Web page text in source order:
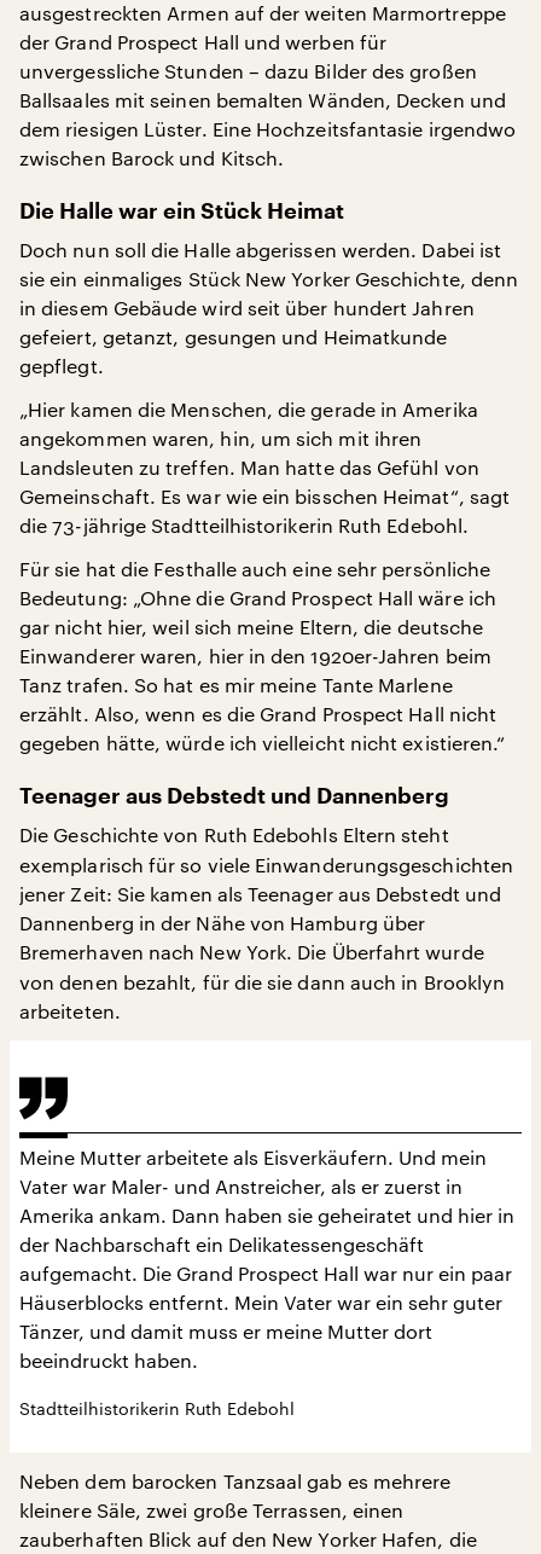
ausgestreckten Armen auf der weiten Marmortreppe
der Grand Prospect Hall und werben für
unvergessliche Stunden – dazu Bilder des großen
Ballsaales mit seinen bemalten Wänden, Decken und
dem riesigen Lüster. Eine Hochzeitsfantasie irgendwo
zwischen Barock und Kitsch.
Die Halle war ein Stück Heimat
Doch nun soll die Halle abgerissen werden. Dabei ist
sie ein einmaliges Stück New Yorker Geschichte, denn
in diesem Gebäude wird seit über hundert Jahren
gefeiert, getanzt, gesungen und Heimatkunde
gepflegt.
„Hier kamen die Menschen, die gerade in Amerika
angekommen waren, hin, um sich mit ihren
Landsleuten zu treffen. Man hatte das Gefühl von
Gemeinschaft. Es war wie ein bisschen Heimat“, sagt
die 73-jährige Stadtteilhistorikerin Ruth Edebohl.
Für sie hat die Festhalle auch eine sehr persönliche
Bedeutung: „Ohne die Grand Prospect Hall wäre ich
gar nicht hier, weil sich meine Eltern, die deutsche
Einwanderer waren, hier in den 1920er-Jahren beim
Tanz trafen. So hat es mir meine Tante Marlene
erzählt. Also, wenn es die Grand Prospect Hall nicht
gegeben hätte, würde ich vielleicht nicht existieren.“
Teenager aus Debstedt und Dannenberg
Die Geschichte von Ruth Edebohls Eltern steht
exemplarisch für so viele Einwanderungsgeschichten
jener Zeit: Sie kamen als Teenager aus Debstedt und
Dannenberg in der Nähe von Hamburg über
Bremerhaven nach New York. Die Überfahrt wurde
von denen bezahlt, für die sie dann auch in Brooklyn
arbeiteten.
Meine Mutter arbeitete als Eisverkäufern. Und mein
Vater war Maler- und Anstreicher, als er zuerst in
Amerika ankam. Dann haben sie geheiratet und hier in
der Nachbarschaft ein Delikatessengeschäft
aufgemacht. Die Grand Prospect Hall war nur ein paar
Häuserblocks entfernt. Mein Vater war ein sehr guter
Tänzer, und damit muss er meine Mutter dort
beeindruckt haben.
Stadtteilhistorikerin Ruth Edebohl
Neben dem barocken Tanzsaal gab es mehrere
kleinere Säle, zwei große Terrassen, einen
zauberhaften Blick auf den New Yorker Hafen, die